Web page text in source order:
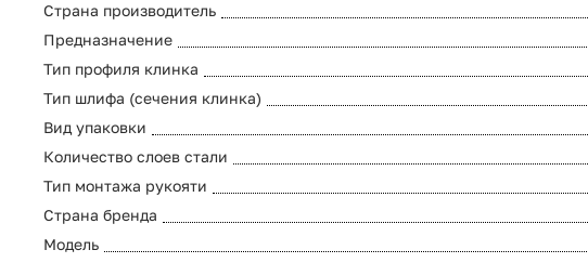
Страна производитель
Предназначение
Тип профиля клинка
Тип шлифа (сечения клинка)
Вид упаковки
Количество слоев стали
Тип монтажа рукояти
Страна бренда
Модель